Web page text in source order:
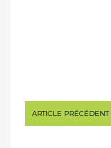
Navigation
de
ARTICLE PRÉCÉDENT